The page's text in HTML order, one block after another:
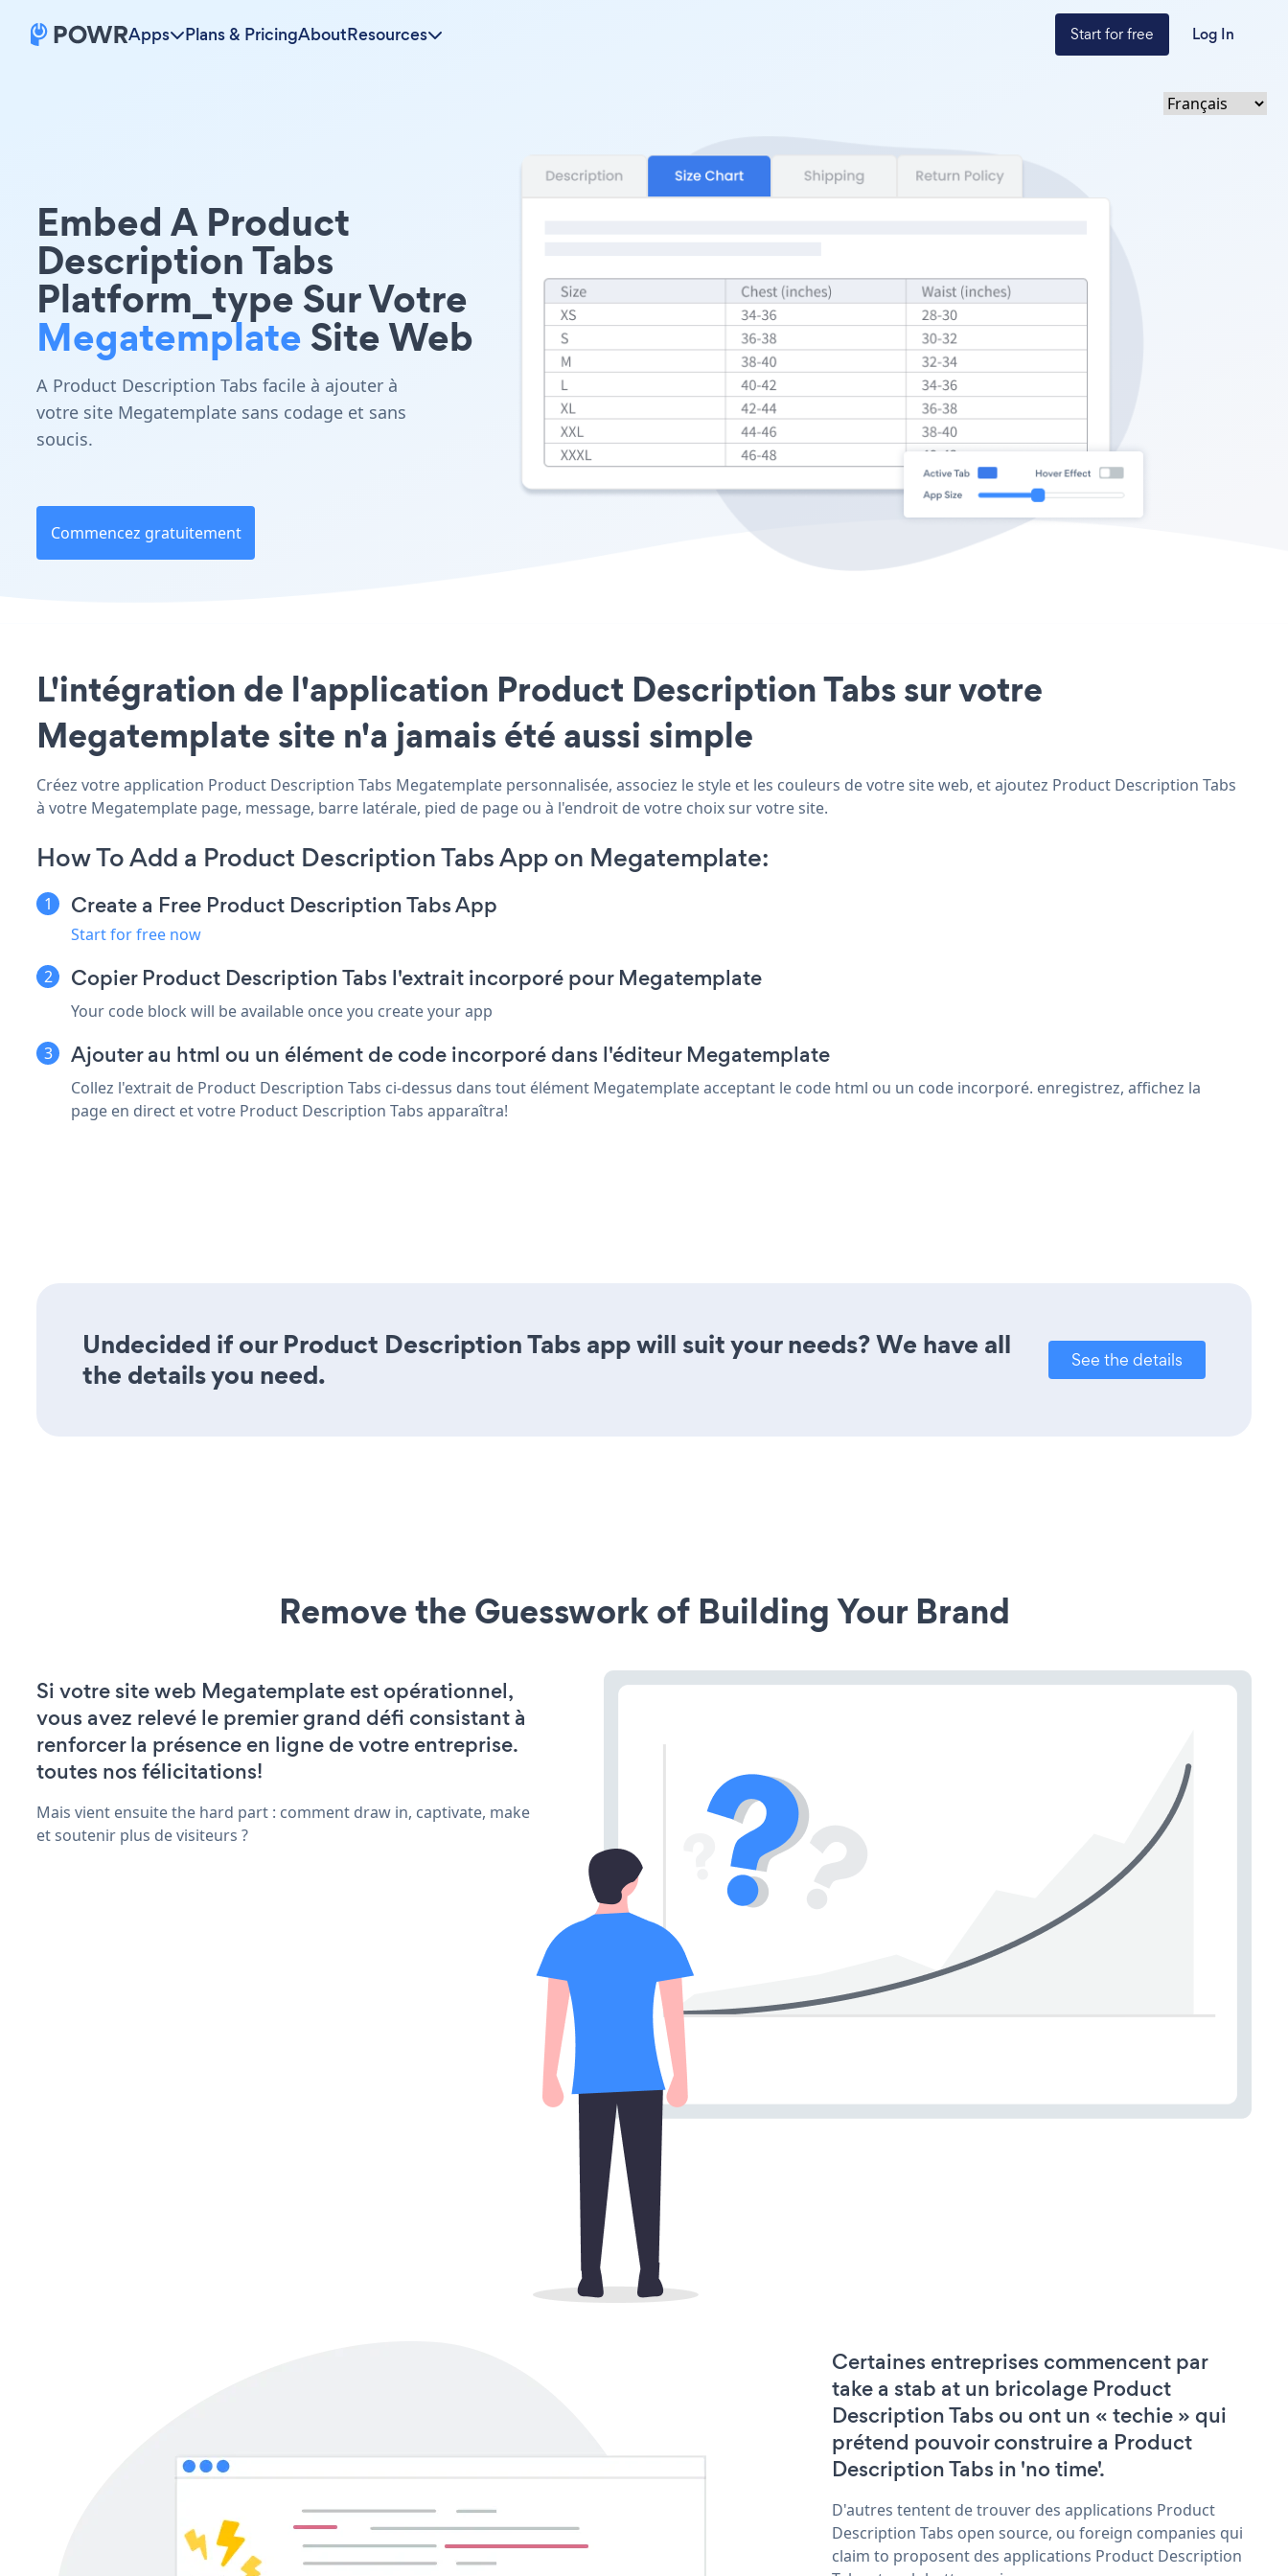
Apps Plans & PricingAboutResources Start for free Log In
Embed A Product
Description Tabs
Platform_type Sur Votre
MegatemplateSite Web
A Product Description Tabs facile à ajouter à
votre site Megatemplate sans codage et sans
soucis.
Commencez gratuitement
L'intégration de l'application Product Description Tabs sur votre
Megatemplate site n'a jamais été aussi simple
Créez votre application Product Description Tabs Megatemplate personnalisée, associez le style et les couleurs de votre site web, et ajoutez Product Description Tabs
à votre Megatemplate page, message, barre latérale, pied de page ou à l'endroit de votre choix sur votre site.
How To Add a Product Description Tabs App on Megatemplate:
Create a Free Product Description Tabs App
Start for free now
Copier Product Description Tabs l'extrait incorporé pour Megatemplate
Your code block will be available once you create your app
Ajouter au html ou un élément de code incorporé dans l'éditeur Megatemplate
Collez l'extrait de Product Description Tabs ci-dessus dans tout élément Megatemplate acceptant le code html ou un code incorporé. enregistrez, affichez la
page en direct et votre Product Description Tabs apparaîtra!
Undecided if our Product Description Tabs app will suit your needs? We have all
the details you need.
See the details
Remove the Guesswork of Building Your Brand
Si votre site web Megatemplate est opérationnel,
vous avez relevé le premier grand défi consistant à
renforcer la présence en ligne de votre entreprise.
toutes nos félicitations!
Mais vient ensuite the hard part : comment draw in, captivate, make
et soutenir plus de visiteurs ?
Certaines entreprises commencent par
take a stab at un bricolage Product
Description Tabs ou ont un « techie » qui
prétend pouvoir construire a Product
Description Tabs in 'no time'.
D'autres tentent de trouver des applications Product
Description Tabs open source, ou foreign companies qui
claim to proposent des applications Product Description